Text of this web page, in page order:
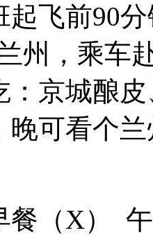
起飞前90
，乘车
：京城酿
晚可看个
餐（X）